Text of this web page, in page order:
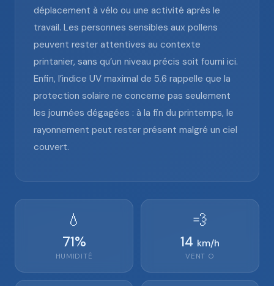
déplacement à vélo ou une activité après le
travail. Les personnes sensibles aux pollens
peuvent rester attentives au contexte
printanier, sans qu’un niveau précis soit fourni ici.
Enfin, l’indice UV maximal de 5.6 rappelle que la
protection solaire ne concerne pas seulement
les journées dégagées : à la fin du printemps, le
rayonnement peut rester présent malgré un ciel
couvert.
💧
71%
HUMIDITÉ
💨
14 km/h
VENT O